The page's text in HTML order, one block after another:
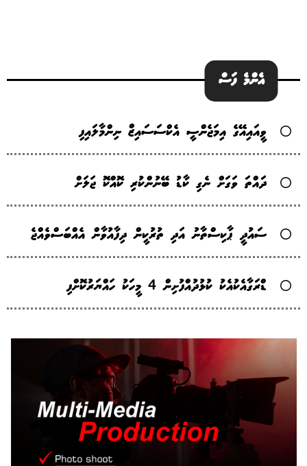
އެންމެ ފަސް
ވީއައިއޭގެ އިމަޖެންސީ އެކްސަސައިޒް ނިންމާލައިފި
ދައްތަ ވަގަށް ނެގި ކާޑު ބޭނުންކުރި ކޮއްކޮ ޖަލަށް
ސައުދީ ޕާކިސްތާނު އަދި ތުރުކީން ދިފާއުވާން އެއްބަސްވެއްޖެ
ޑްރަގާއެކުއެކު ކުޅުދުއްފުށިން 4 މީހަކު ހައްޔަރުކޮށްފި